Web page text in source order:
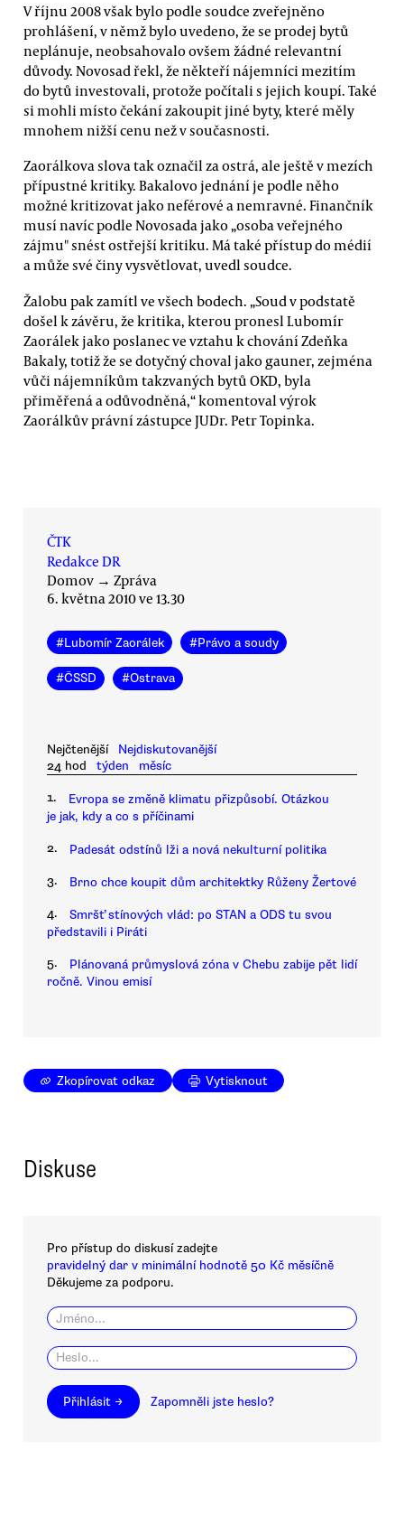
V říjnu 2008 však bylo podle soudce zveřejněno
prohlášení, v němž bylo uvedeno, že se prodej bytů
neplánuje, neobsahovalo ovšem žádné relevantní
důvody. Novosad řekl, že někteří nájemníci mezitím
do bytů investovali, protože počítali s jejich koupí. Také
si mohli místo čekání zakoupit jiné byty, které měly
mnohem nižší cenu než v současnosti.
Zaorálkova slova tak označil za ostrá, ale ještě v mezích
přípustné kritiky. Bakalovo jednání je podle něho
možné kritizovat jako neférové a nemravné. Finančník
musí navíc podle Novosada jako „osoba veřejného
zájmu" snést ostřejší kritiku. Má také přístup do médií
a může své činy vysvětlovat, uvedl soudce.
Žalobu pak zamítl ve všech bodech. „Soud v podstatě
došel k závěru, že kritika, kterou pronesl Lubomír
Zaorálek jako poslanec ve vztahu k chování Zdeňka
Bakaly, totiž že se dotyčný choval jako gauner, zejména
vůči nájemníkům takzvaných bytů OKD, byla
přiměřená a odůvodněná,“ komentoval výrok
Zaorálkův právní zástupce JUDr. Petr Topinka.
ČTK
Redakce DR
Domov → Zpráva
6. května 2010 ve 13.30
#Lubomír Zaorálek #Právo a soudy
#ČSSD #Ostrava
Nejčtenější
Nejdiskutovanější
24 hod
týden měsíc
1.
Evropa se změně klimatu přizpůsobí. Otázkou
je jak, kdy a co s příčinami
2. Padesát odstínů lži a nová nekulturní politika
3. Brno chce koupit dům architektky Růženy Žertové
4.
Smršť stínových vlád: po STAN a ODS tu svou
představili i Piráti
5.
Plánovaná průmyslová zóna v Chebu zabije pět lidí
ročně. Vinou emisí
Zkopírovat odkaz Vytisknout
Diskuse
Pro přístup do diskusí zadejte
pravidelný dar v minimální hodnotě 50 Kč měsíčně
Děkujeme za podporu.
Přihlásit → Zapomněli jste heslo?